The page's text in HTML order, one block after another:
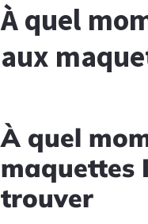
À quel
aux
À quel
maquettes
trouver